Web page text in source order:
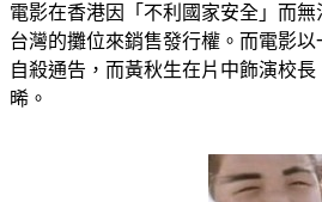
電影在香港因「不利國家安全」而
台灣的攤位來銷售發行權。而電影
自殺通告，而黃秋生在片中飾演校
晞。